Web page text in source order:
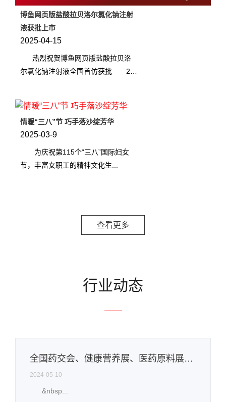
博鱼网页版盐酸拉贝洛尔氯化钠注射
液获批上市
2025-04-15
热烈祝贺博鱼网页版盐酸拉贝洛
尔氯化钠注射液全国首仿获批 20
情暖“三八”节 巧手落沙绽芳华
2025-03-9
为庆祝第115个“三八”国际妇女
节，丰富女职工的精神文化生...
查看更多
行业动态
全国药交会、健康营养展、医药原料展三展同开！展商列表、展位图公布！
2024-05-10
&nbsp...